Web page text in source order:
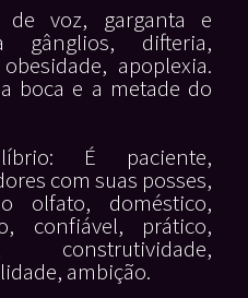
de voz, garganta e
gânglios, difteria,
apoplexia.
boca e a metade do
É paciente,
com suas posses,
olfato, doméstico,
confiável, prático,
ambição.